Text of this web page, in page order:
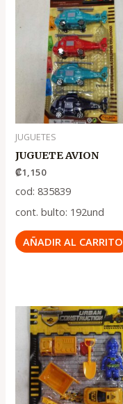
JUGUETES
JUGUETE AVION
₡1,150
cod: 835839
cont. bulto: 192und
AÑADIR AL CARRITO